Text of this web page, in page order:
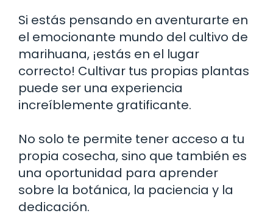
Si estás pensando en aventurarte en
el emocionante mundo del cultivo de
marihuana, ¡estás en el lugar
correcto! Cultivar tus propias plantas
puede ser una experiencia
increíblemente gratificante.
No solo te permite tener acceso a tu
propia cosecha, sino que también es
una oportunidad para aprender
sobre la botánica, la paciencia y la
dedicación.